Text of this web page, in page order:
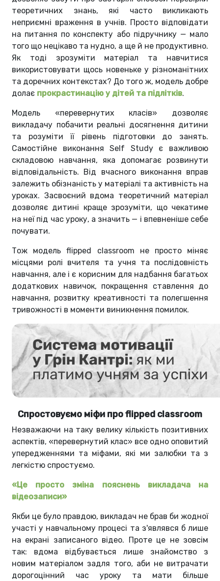
теоретичних знань, які часто викликають
неприємні враження в учнів. Просто відповідати
на питання по конспекту або підручнику — мало
того що нецікаво та нудно, а ще й не продуктивно.
Як тоді зрозуміти матеріал та навчитися
використовувати щось новеньке у різноманітних
та доречних контекстах? До того ж, модель добре
долає прокрастинацію у дітей та підлітків.
Модель «перевернутих класів» дозволяє
викладачу побачити реальні досягнення дитини
та розуміти її рівень підготовки до занять.
Самостійне виконання Self Study є важливою
складовою навчання, яка допомагає розвинути
відповідальність. Від вчасного виконання вправ
залежить обізнаність у матеріалі та активність на
уроках. Засвоєний вдома теоретичний матеріал
дозволяє дитині краще зрозуміти, що чекатиме
на неї під час уроку, а значить — і впевненіше себе
почувати.
Тож модель flipped classroom не просто міняє
місцями ролі вчителя та учня та послідовність
навчання, але і є корисним для надбання багатьох
додаткових навичок, покращення ставлення до
навчання, розвитку креативності та полегшення
тривожності в моменти виникнення помилок.
Спростовуємо міфи про flipped classroom
Незважаючи на таку велику кількість позитивних
аспектів, «перевернутий клас» все одно оповитий
упередженнями та міфами, які ми залюбки та з
легкістю спростуємо.
«Це просто зміна пояснень викладача на
відеозаписи»
Якби це було правдою, викладач не брав би жодної
участі у навчальному процесі та з'являвся б лише
на екрані записаного відео. Проте це не зовсім
так: вдома відбувається лише знайомство з
новим матеріалом задля того, аби не витрачати
дорогоцінний час уроку та мати більше